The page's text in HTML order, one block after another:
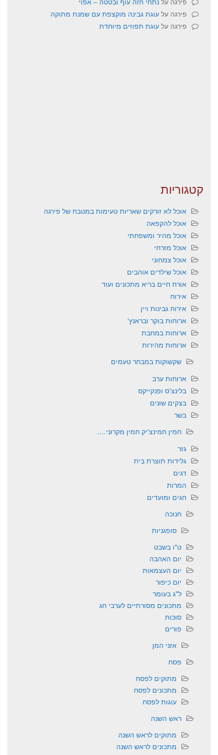
פירגה על עוגת גבינה מוקצפת עם שמנת מתוקה
פירגה על עוגת תפוזים מיוחדת
קטגוריות
אוכל לא זורקים שאריות טעימות במטבח של פירגה
אוכל להקפאה
אוכל מהיר ומשפחתי
אוכל מזרחי
אוכל צמחוני
אוכל שילדים אוהבים
אורח חיים בריא מתכונים ועוד
אירוח
אירוח גבינות ויין
ארוחות בוקר ובראנץ'
ארוחות במחבת
ארוחות מהירות
שקשוקות במבחר טעמים
ארוחות ערב
בלינצ'ס ופנקייקס
בצקים שונים
בשר
חמין חמינצ'יק חמין מקרוני….
גזר
גלידות תוצרת בית
דגים
המרות
חגים ומועדים
חנוכה
סופגניות
ט"ו בשבט
יום האהבה
יום העצמאות
יום כיפור
ל"ג בעומר
מתכונים מסורתיים לערבי חג
סוכות
פורים
אזני המן
פסח
מתוקים לפסח
מתכונים לפסח
עוגות לפסח
ראש השנה
מתוקים לראש השנה
מתכונים לראש השנה